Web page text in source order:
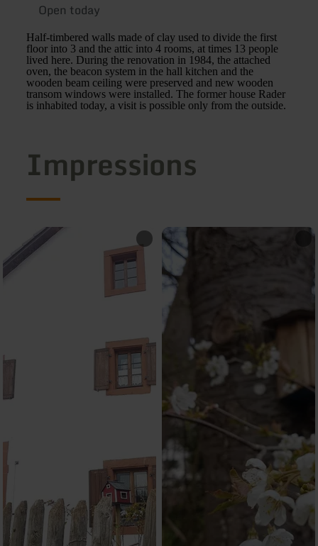
Open today
Half-timbered walls made of clay used to divide the first
floor into 3 and the attic into 4 rooms, at times 13 people
lived here. During the renovation in 1984, the attached
oven, the beacon system in the hall kitchen and the
wooden beam ceiling were preserved and new wooden
transom windows were installed. The former house Rader
is inhabited today, a visit is possible only from the outside.
Impressions